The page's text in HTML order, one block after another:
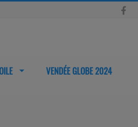
VENDÉE GLOBE 2024